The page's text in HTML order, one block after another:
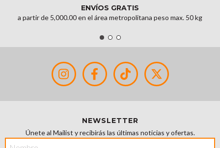
ENVÍOS GRATIS
a partir de 5,000.00 en el área metropolitana peso max. 50 kg
NEWSLETTER
Únete al Mailist y recibirás las últimas noticias y ofertas.